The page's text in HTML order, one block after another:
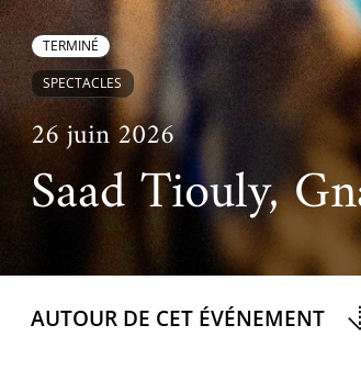
Festivals
Cinéma
Musique
Le projet de nouveau musée
Les rencontres économiques du monde
Takam Tikou
Les Journées de l'histoire de l'IMA
TERMINÉ
SPECTACLES
26 juin 2026
Saad Tiouly,
AUTOUR DE CET ÉVÉNEMENT